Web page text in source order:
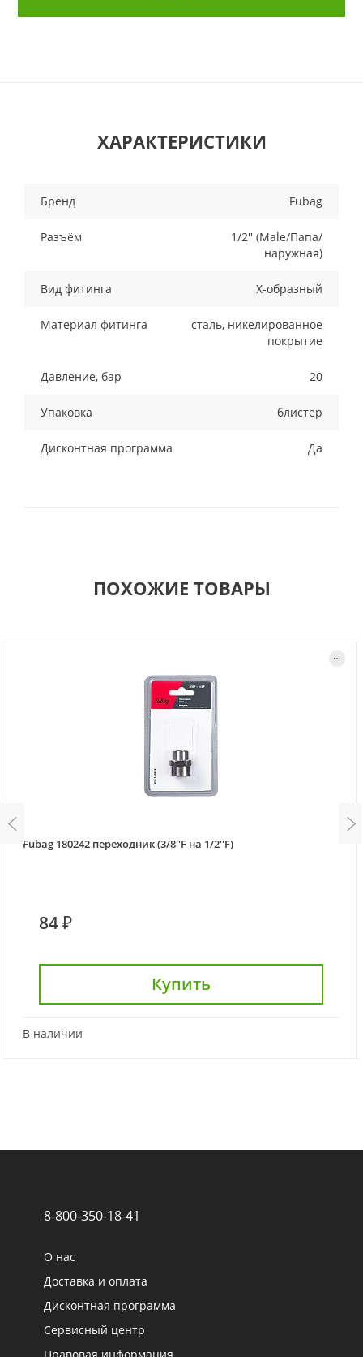
ХАРАКТЕРИСТИКИ
Бренд Fubag
Разъём
1/2'' (Male/Папа/
наружная)
Вид фитинга X-образный
Материал фитинга
сталь, никелированное
покрытие
Давление, бар 20
Упаковка блистер
Дисконтная программа Да
ПОХОЖИЕ ТОВАРЫ
Fubag 180242 переходник (3/8''F на 1/2''F)
84 ₽
Купить
В наличии
8-800-350-18-41
О нас
Доставка и оплата
Дисконтная программа
Сервисный центр